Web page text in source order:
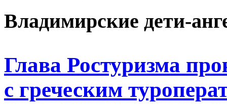
Владимирские дети-
Глава Ростуризма
с греческим